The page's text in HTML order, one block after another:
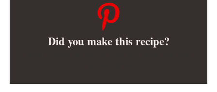
Did you make this recipe?